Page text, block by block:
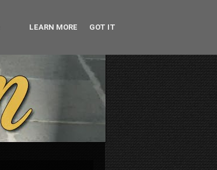
LEARN MORE GOT IT